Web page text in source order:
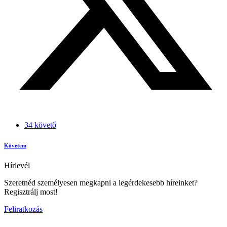
34 követő
Követem
Hírlevél
Szeretnéd személyesen megkapni a legérdekesebb híreinket?
Regisztrálj most!
Feliratkozás